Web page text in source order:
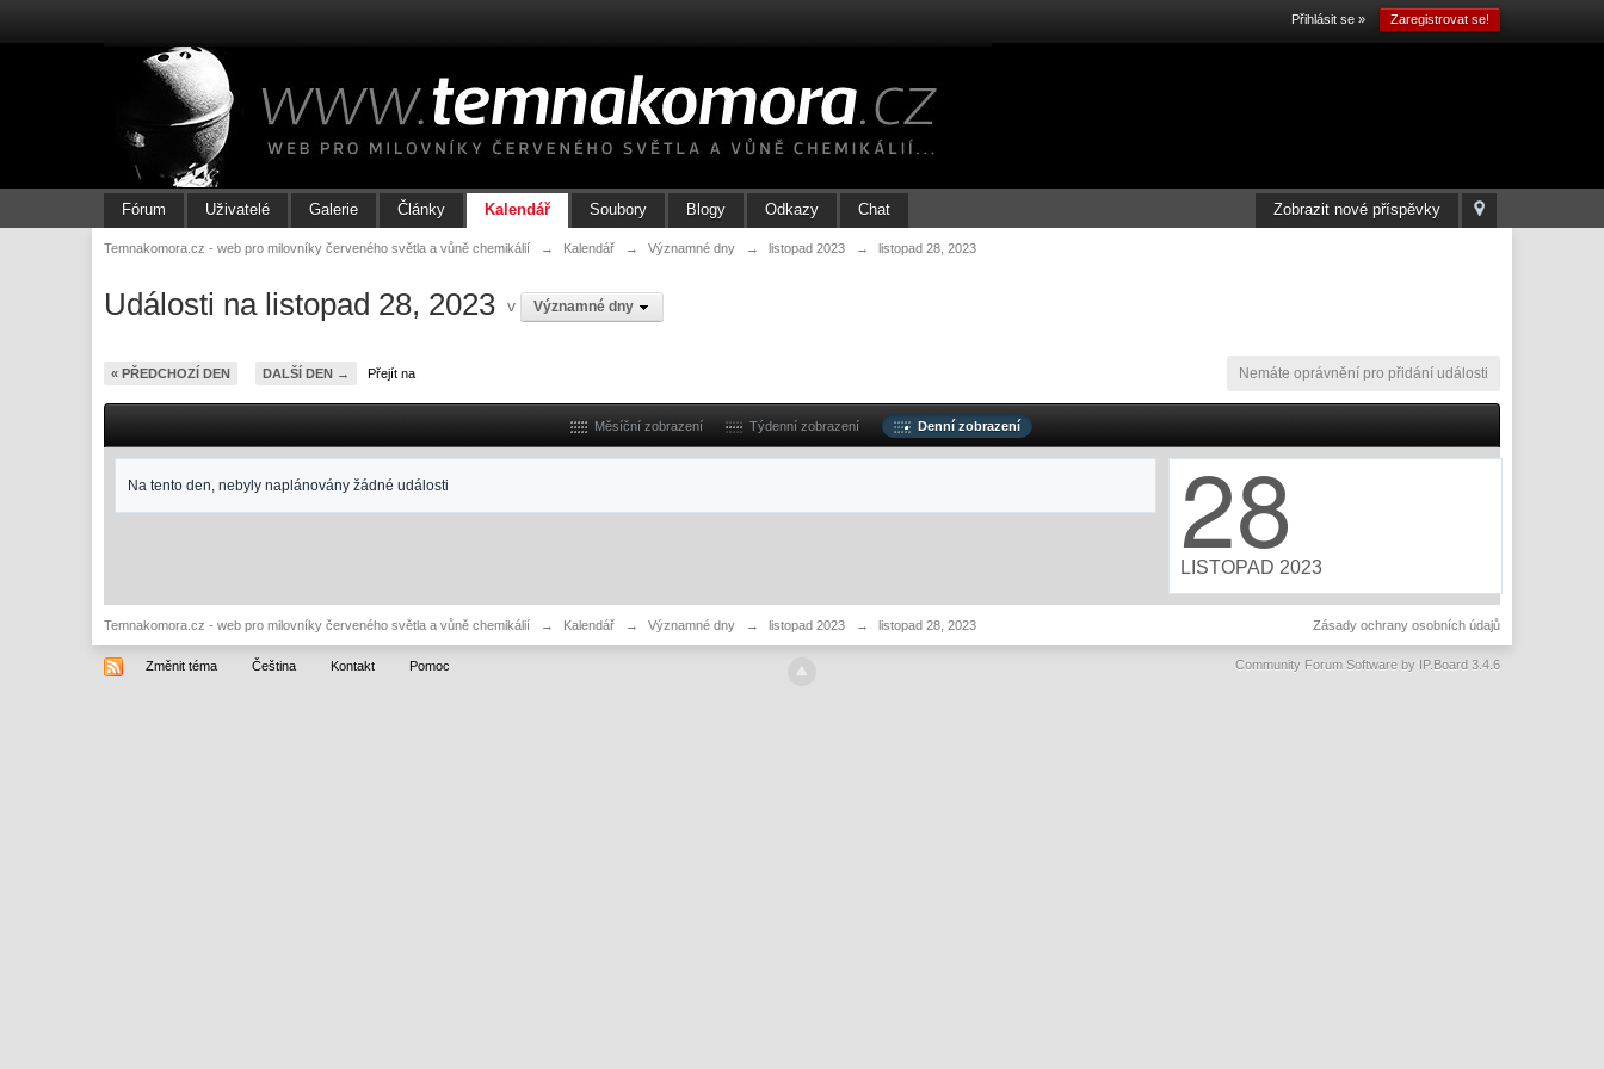
Přihlásit se » Zaregistrovat se!
Zobrazit nové příspěvky
Fórum Uživatelé Galerie Články Kalendář Soubory Blogy Odkazy Chat
Temnakomora.cz - web pro milovníky červeného světla a vůně chemikálií → Kalendář → Významné dny → listopad 2023 → listopad 28, 2023
Události na listopad 28, 2023 v Významné dny
« PŘEDCHOZÍ DEN DALŠÍ DEN → Přejít na Nemáte oprávnění pro přidání události
Měsíční zobrazení Týdenní zobrazení Denní zobrazení
Na tento den, nebyly naplánovány žádné události 28
LISTOPAD 2023
Temnakomora.cz - web pro milovníky červeného světla a vůně chemikálií → Kalendář → Významné dny → listopad 2023 → listopad 28, 2023 Zásady ochrany osobních údajů
Změnit téma Čeština Kontakt Pomoc Community Forum Software by IP.Board 3.4.6